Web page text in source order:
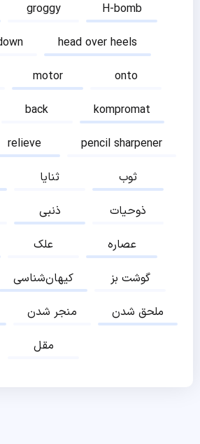
groggy
H-bomb
head over heels
motor
onto
back
kompromat
relieve
pencil sharpener
ثنایا
ثوب
ذنبی
ذوحیات
علک
عصاره
کیهان‌شناسی
گوشت بز
منجر شدن
ملحق شدن
مقل